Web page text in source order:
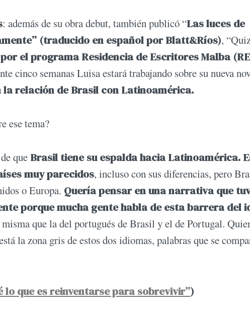
: además de su obra debut, también publicó “Las luces de
(traducido en español por Blatt&Ríos),
el programa Residencia de Escritores Malba
cinco semanas Luisa estará trabajando sobre su nueva
la relación de Brasil con Latinoamérica.
ese tema?
que Brasil tiene su espalda hacia Latinoamérica.
muy parecidos, incluso con sus diferencias, pero
o Europa. Quería pensar en una narrativa que
porque mucha gente habla de esta barrera del
que la del portugués de Brasil y el de Portugal.
la zona gris de estos dos idiomas, palabras que se
lo que es reinventarse para sobrevivir”)